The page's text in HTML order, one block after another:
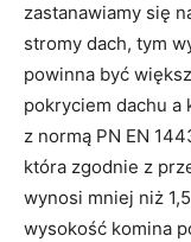
zastanawiamy się
stromy dach, tym
powinna być
pokryciem dachu a
z normą PN EN
która zgodnie z
wynosi mniej niż
wysokość komina